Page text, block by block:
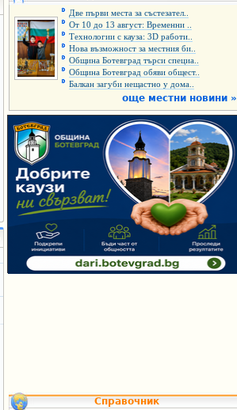
Две първи места за състезател..
От 10 до 13 август: Временни ..
Технологии с кауза: 3D работи..
Нова възможност за местния би..
Община Ботевград търси специа..
Община Ботевград обяви общест..
Балкан загуби нещастно у дома..
още местни новини »
Справочник